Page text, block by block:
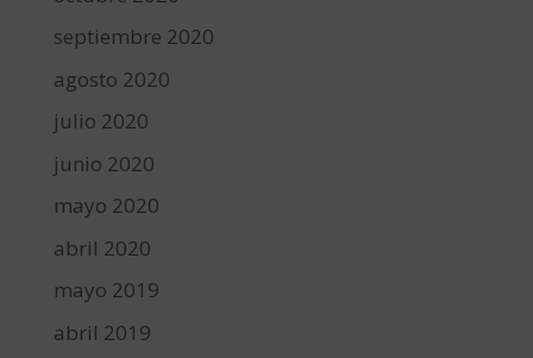
septiembre 2020
agosto 2020
julio 2020
junio 2020
mayo 2020
abril 2020
mayo 2019
abril 2019